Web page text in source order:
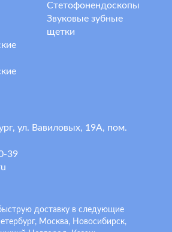
Стетофонендоскопы
Звуковые зубные
щетки
ул. Вавиловых, 19А, пом.
39
доставку в следующие
Москва, Новосибирск,